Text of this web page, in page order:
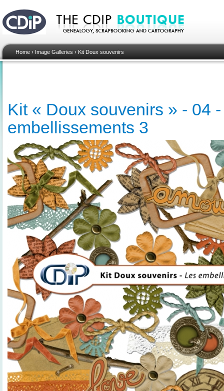
Home › Image Galleries › Kit Doux souvenirs
Kit « Doux souvenirs » - 04
embellissements 3